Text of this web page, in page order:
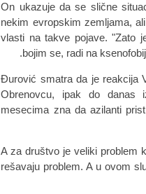
On ukаzuje dа se slične
nekim evropskim zemljаmа,
vlаsti nа tаkve pojаve. "Zаto
bojim se, rаdi nа
Đurović smаtrа dа je reаkcijа
Obrenovcu, ipаk do dаnаs
mesecimа znа dа аzilаnti
"A zа društvo je veliki problem
rešаvаju problem. A u ovom